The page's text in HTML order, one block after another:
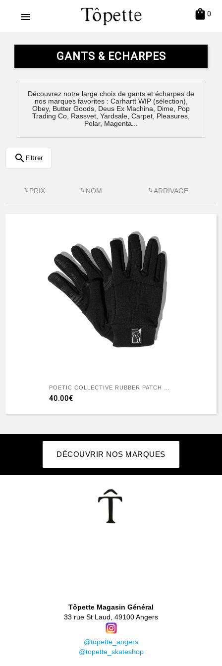
menu shopping_bag 0
GANTS & ECHARPES
Découvrez notre large choix de gants et écharpes de
nos marques favorites : Carhartt WIP (sélection),
Obey, Butter Goods, Deus Ex Machina, Dime, Pop
Trading Co, Rassvet, Yardsale, Carpet, Pleasures,
Polar, Magenta...
search Filtrer
swap_vert PRIX swap_vert NOM swap_vert ARRIVAGE
40.00€
DÉCOUVRIR NOS MARQUES
Tôpette Magasin Général
33 rue St Laud, 49100 Angers
@topette_angers
@topette_skateshop